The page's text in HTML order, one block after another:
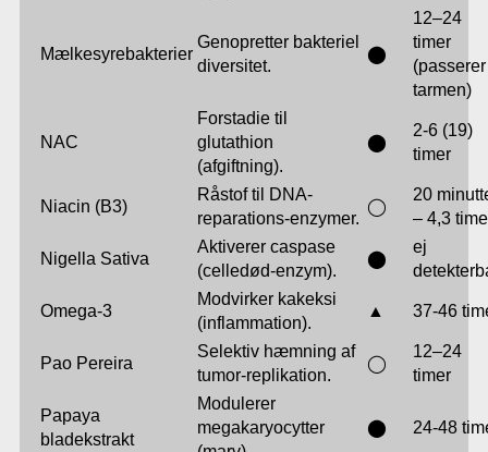
Mælkesyrebakterier
Genopretter bakteriel
diversitet.
⬤
12–24
timer
tarmen)
NAC
Forstadie til
glutathion
(afgiftning).
⬤
2-6 (19)
timer
Niacin (B3)
Råstof til DNA-
reparations-enzymer.
◯
20
– 4,3
Nigella Sativa
Aktiverer caspase
(celledød-enzym).
⬤
ej
Omega-3
Modvirker kakeksi
(inflammation).
▲ 37-46
Pao Pereira
Selektiv hæmning af
tumor-replikation.
◯
12–24
timer
Papaya
bladekstrakt
Modulerer
megakaryocytter
⬤ 24-48